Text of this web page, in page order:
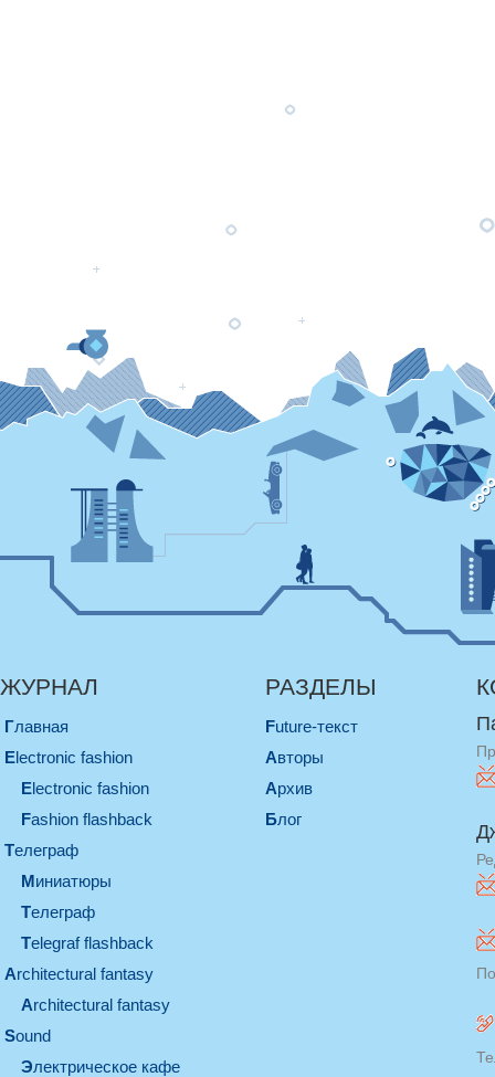
ЖУРНАЛ
Главная
electronic fashion
electronic fashion
Fashion flashback
телеграф
миниатюры
телеграф
Telegraf flashback
architectural fantasy
architectural fantasy
sound
электрическое кафе
РАЗДЕЛЫ
Future-текст
Авторы
Архив
Блог